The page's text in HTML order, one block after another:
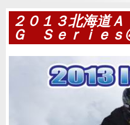
２０１３北海道
Ｇ Ｓｅｒｉｅ